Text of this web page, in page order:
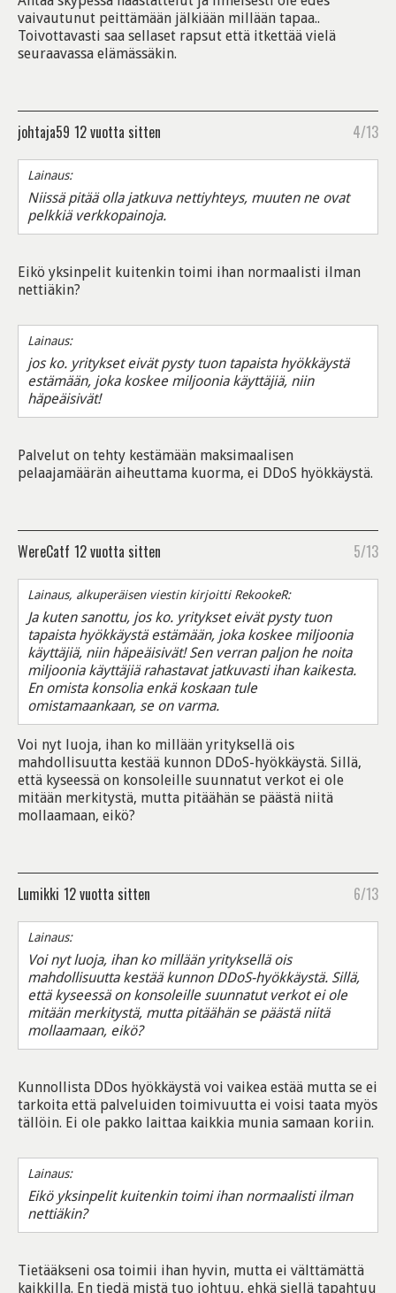
vaivautunut peittämään jälkiään millään tapaa..
Toivottavasti saa sellaset rapsut että itkettää vielä
seuraavassa elämässäkin.
johtaja59 12 vuotta sitten 4/13
Lainaus:
Niissä pitää olla jatkuva nettiyhteys, muuten ne ovat
pelkkiä verkkopainoja.
Eikö yksinpelit kuitenkin toimi ihan normaalisti ilman
nettiäkin?
Lainaus:
jos ko. yritykset eivät pysty tuon tapaista hyökkäystä
estämään, joka koskee miljoonia käyttäjiä, niin
häpeäisivät!
Palvelut on tehty kestämään maksimaalisen
pelaajamäärän aiheuttama kuorma, ei DDoS hyökkäystä.
WereCatf 12 vuotta sitten 5/13
Lainaus, alkuperäisen viestin kirjoitti RekookeR:
Ja kuten sanottu, jos ko. yritykset eivät pysty tuon
tapaista hyökkäystä estämään, joka koskee miljoonia
käyttäjiä, niin häpeäisivät! Sen verran paljon he noita
miljoonia käyttäjiä rahastavat jatkuvasti ihan kaikesta.
En omista konsolia enkä koskaan tule
omistamaankaan, se on varma.
Voi nyt luoja, ihan ko millään yrityksellä ois
mahdollisuutta kestää kunnon DDoS-hyökkäystä. Sillä,
että kyseessä on konsoleille suunnatut verkot ei ole
mitään merkitystä, mutta pitäähän se päästä niitä
mollaamaan, eikö?
Lumikki 12 vuotta sitten 6/13
Lainaus:
Voi nyt luoja, ihan ko millään yrityksellä ois
mahdollisuutta kestää kunnon DDoS-hyökkäystä. Sillä,
että kyseessä on konsoleille suunnatut verkot ei ole
mitään merkitystä, mutta pitäähän se päästä niitä
mollaamaan, eikö?
Kunnollista DDos hyökkäystä voi vaikea estää mutta se ei
tarkoita että palveluiden toimivuutta ei voisi taata myös
tällöin. Ei ole pakko laittaa kaikkia munia samaan koriin.
Lainaus:
Eikö yksinpelit kuitenkin toimi ihan normaalisti ilman
nettiäkin?
Tietääkseni osa toimii ihan hyvin, mutta ei välttämättä
kaikkilla. En tiedä mistä tuo johtuu, ehkä siellä tapahtuu